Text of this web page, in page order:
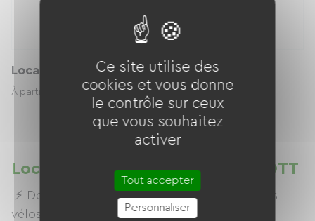
Location cadena
À partir de 5.00 € / jour
Location de vélos à CYCLE.E.TROTT
⚡ Des vélos électriques… qui restent de vrais
vélos !
Ce site utilise des
cookies et vous donne
le contrôle sur ceux
que vous souhaitez
activer
Tout accepter
Personnaliser